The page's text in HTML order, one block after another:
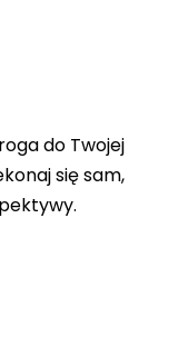
do Twojej
się sam,